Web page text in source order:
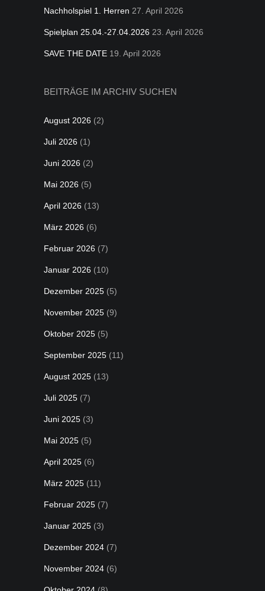
Nachholspiel 1. Herren 27. April 2026
Spielplan 25.04.-27.04.2026 23. April 2026
SAVE THE DATE 19. April 2026
BEITRÄGE IM ARCHIV SUCHEN
August 2026 (2)
Juli 2026 (1)
Juni 2026 (2)
Mai 2026 (5)
April 2026 (13)
März 2026 (6)
Februar 2026 (7)
Januar 2026 (10)
Dezember 2025 (5)
November 2025 (9)
Oktober 2025 (5)
September 2025 (11)
August 2025 (13)
Juli 2025 (7)
Juni 2025 (3)
Mai 2025 (5)
April 2025 (6)
März 2025 (11)
Februar 2025 (7)
Januar 2025 (3)
Dezember 2024 (7)
November 2024 (6)